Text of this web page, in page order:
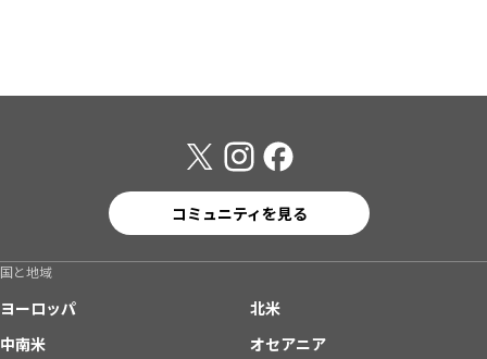
コミュニティを見る
国と地域
ヨーロッパ
北米
中南米
オセアニア